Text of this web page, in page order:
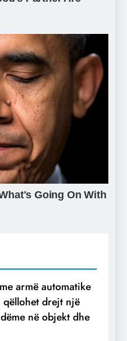
armë automatike
qëllohet drejt një
në objekt dhe